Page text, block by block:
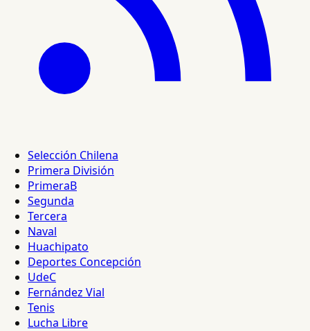
Selección Chilena
Primera División
PrimeraB
Segunda
Tercera
Naval
Huachipato
Deportes Concepción
UdeC
Fernández Vial
Tenis
Lucha Libre